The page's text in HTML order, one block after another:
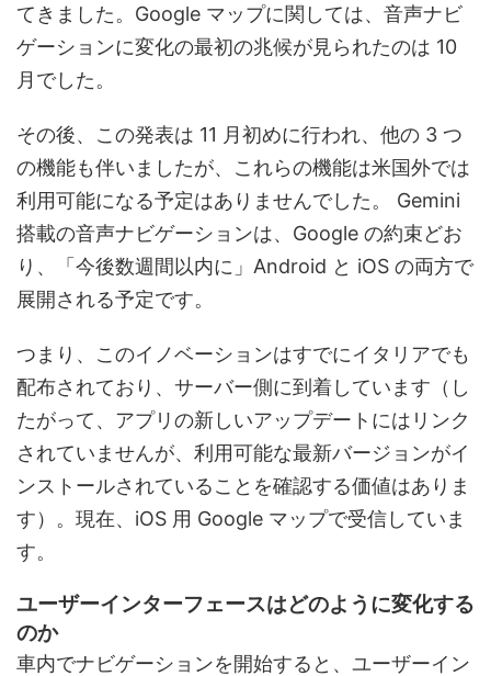
てきました。Google マップに関しては、音声ナビ
ゲーションに変化の最初の兆候が見られたのは 10
月でした。
その後、この発表は 11 月初めに行われ、他の 3 つ
の機能も伴いましたが、これらの機能は米国外では
利用可能になる予定はありませんでした。 Gemini
搭載の音声ナビゲーションは、Google の約束どお
り、「今後数週間以内に」Android と iOS の両方で
展開される予定です。
つまり、このイノベーションはすでにイタリアでも
配布されており、サーバー側に到着しています（し
たがって、アプリの新しいアップデートにはリンク
されていませんが、利用可能な最新バージョンがイ
ンストールされていることを確認する価値はありま
す）。現在、iOS 用 Google マップで受信していま
す。
ユーザーインターフェースはどのように変化する
のか
車内でナビゲーションを開始すると、ユーザーイン